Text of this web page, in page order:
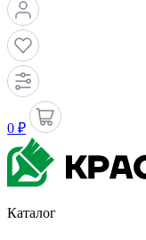
0 ₽
Каталог